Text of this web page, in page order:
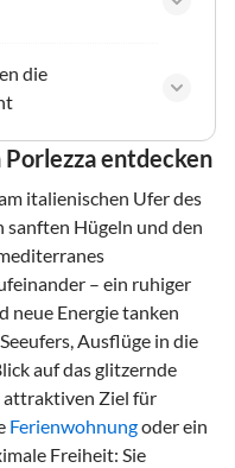
die
Porlezza entdecken
italienischen Ufer des
sanften Hügeln und den
– ein ruhiger
neue Energie tanken
Ausflüge in die
auf das glitzernde
attraktiven Ziel für
Ferienwohnungoder ein
Freiheit: Sie